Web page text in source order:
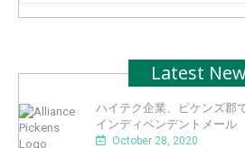
Latest
ハイテク企業、ピケンズ郡
インディペンデントメール
October 28, 2020